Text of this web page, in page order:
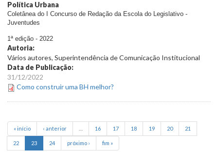
Política Urbana
Coletânea do I Concurso de Redação da Escola do Legislativo -
Juventudes
1ª edição - 2022
Autoria:
Vários autores, Superintendência de Comunicação Institucional
Data de Publicação:
31/12/2022
Como construir uma BH melhor?
« início ‹ anterior 16 17 18 19 20 21
22 23 24 próximo › fim »